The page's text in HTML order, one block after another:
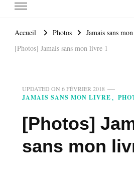
Accueil Photos
Jamais sans
[Photos] Jamais sans mon livre 1
UPDATED ON 6 FÉVRIER 2018
JAMAIS SANS MON LIVRE
[Photos]
sans mon